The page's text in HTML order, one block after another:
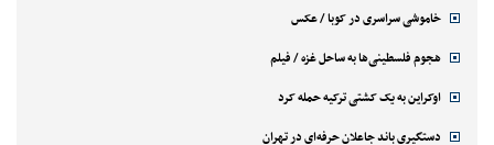
خاموشی سراسری در کوبا / عکس
هجوم فلسطینی‌ها به ساحل غزه / فیلم
اوکراین به یک کشتی ترکیه حمله کرد
دستگیری باند جاعلان حرفه‌ای در تهران